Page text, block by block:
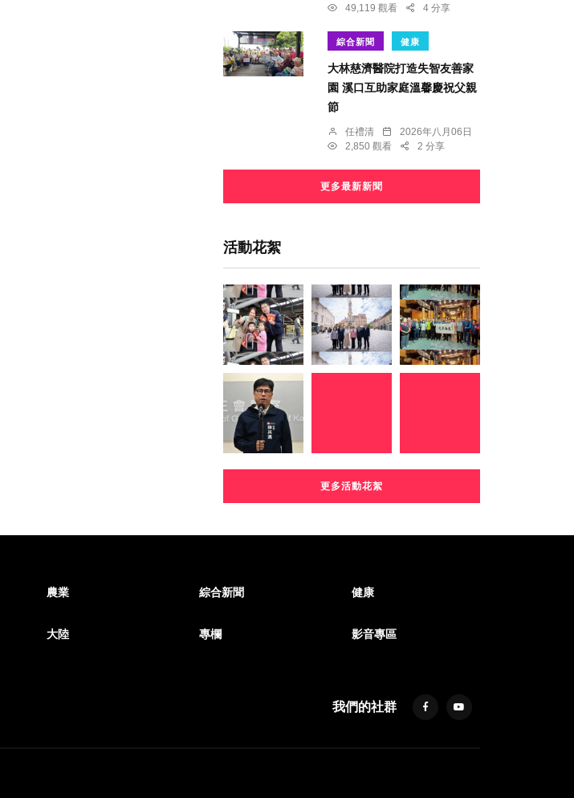
49,119 觀看
4 分享
綜合新聞 健康
大林慈濟醫院打造失智友善家
園 溪口互助家庭溫馨慶祝父親
節
任禮清
2026年八月06日
2,850 觀看
2 分享
更多最新新聞
活動花絮
更多活動花絮
農業 綜合新聞 健康
大陸 專欄 影音專區
我們的社群